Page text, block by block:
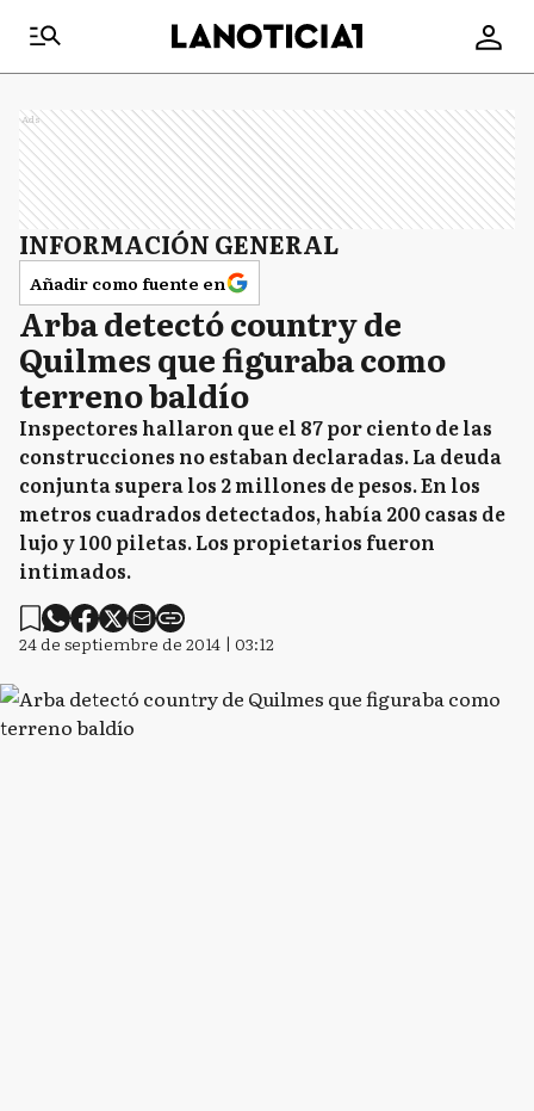
Ads
INFORMACIÓN GENERAL
Añadir como fuente en
Arba detectó country de
Quilmes que figuraba como
terreno baldío
Inspectores hallaron que el 87 por ciento de las
construcciones no estaban declaradas. La deuda
conjunta supera los 2 millones de pesos. En los
metros cuadrados detectados, había 200 casas de
lujo y 100 piletas. Los propietarios fueron
intimados.
24 de septiembre de 2014 | 03:12